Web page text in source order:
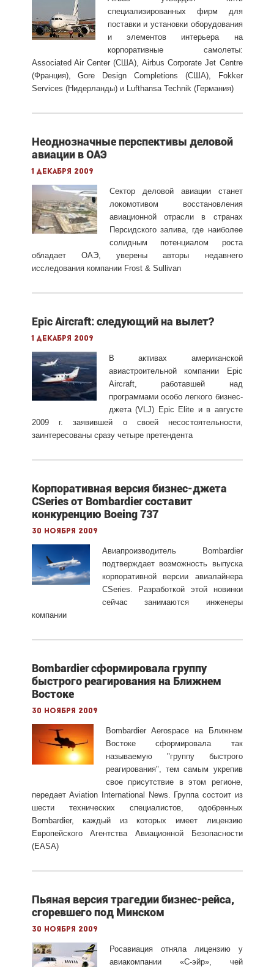
специализированных фирм для
поставки и установки оборудования
и элементов интерьера на
корпоративные самолеты:
Associated Air Center (США), Airbus Corporate Jet Centre
(Франция), Gore Design Completions (США), Fokker
Services (Нидерланды) и Lufthansa Technik (Германия)
Неоднозначные перспективы деловой
авиации в ОАЭ
1 декабря 2009
Сектор деловой авиации станет
локомотивом восстановления
авиационной отрасли в странах
Персидского залива, где наиболее
солидным потенциалом роста
обладает ОАЭ, уверены авторы недавнего
исследования компании Frost & Sullivan
Epic Aircraft: следующий на вылет?
1 декабря 2009
В активах американской
авиастроительной компании Epic
Aircraft, работавшей над
программами особо легкого бизнес-
джета (VLJ) Epic Elite и в августе
2009 г. заявившей о своей несостоятельности,
заинтересованы сразу четыре претендента
Корпоративная версия бизнес-джета
CSeries от Bombardier составит
конкуренцию Boeing 737
30 ноября 2009
Авиапроизводитель Bombardier
подтверждает возможность выпуска
корпоративной версии авиалайнера
CSeries. Разработкой этой новинки
сейчас занимаются инженеры
компании
Bombardier сформировала группу
быстрого реагирования на Ближнем
Востоке
30 ноября 2009
Bombardier Aerospace на Ближнем
Востоке сформировала так
называемую "группу быстрого
реагирования", тем самым укрепив
свое присутствие в этом регионе,
передает Aviation International News. Группа состоит из
шести технических специалистов, одобренных
Bombardier, каждый из которых имеет лицензию
Европейского Агентства Авиационной Безопасности
(EASA)
Пьяная версия трагедии бизнес-рейса,
сгоревшего под Минском
30 ноября 2009
Росавиация отняла лицензию у
авиакомпании «С-эйр», чей